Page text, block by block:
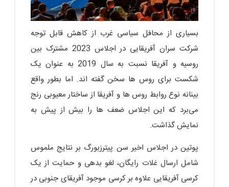
بسیاری از محافل سیاسی غرب از کاهش قابل توجه
شرکت سران آفریقایی در اجلاس 2023 مشترک بین
روسیه و آفریقا نسبت به سال 2019 به عنوان یک
شکست برای روس ها سخن گفته اند. اما بطور واقع
بینانه نوع روابط روس ها و آفریقا از ساختار معیوبی رنج
می‌برد که این اجلاس ضعف ها را بیش از پیش به
نمایش گذاشت.
پوتین در اجلاس اخیر سن پیترزبورگ بر نتایج ملموس
شامل ارسال غلات رایگان، لغو بدهی و حمایت از یک
کرسی آفریقایی علاوه بر کرسی موجود آفریقای جنوبی در